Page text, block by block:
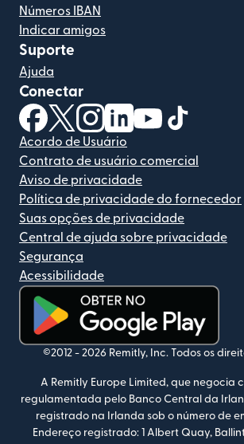
Números IBAN
Indicar amigos
Suporte
Ajuda
Conectar
(abre em uma nova janela)
(abre em uma nova janela)
(abre em uma nova
(abre em uma nova
(abre em uma
Acordo de Usuário
Contrato de usuário comercial
Aviso de privacidade
Política de privacidade do fornecedor
Suas opções de privacidade
Central de ajuda sobre privacidade
Segurança
Acessibilidade
(abre em uma nova janela)
©2012 - 2026 Remitly, Inc. Todos os
A Remitly Europe Limited, que negocia
regulamentada pelo Banco Central da
registrado na Irlanda sob o número de
Endereço registrado: 1 Albert Quay,